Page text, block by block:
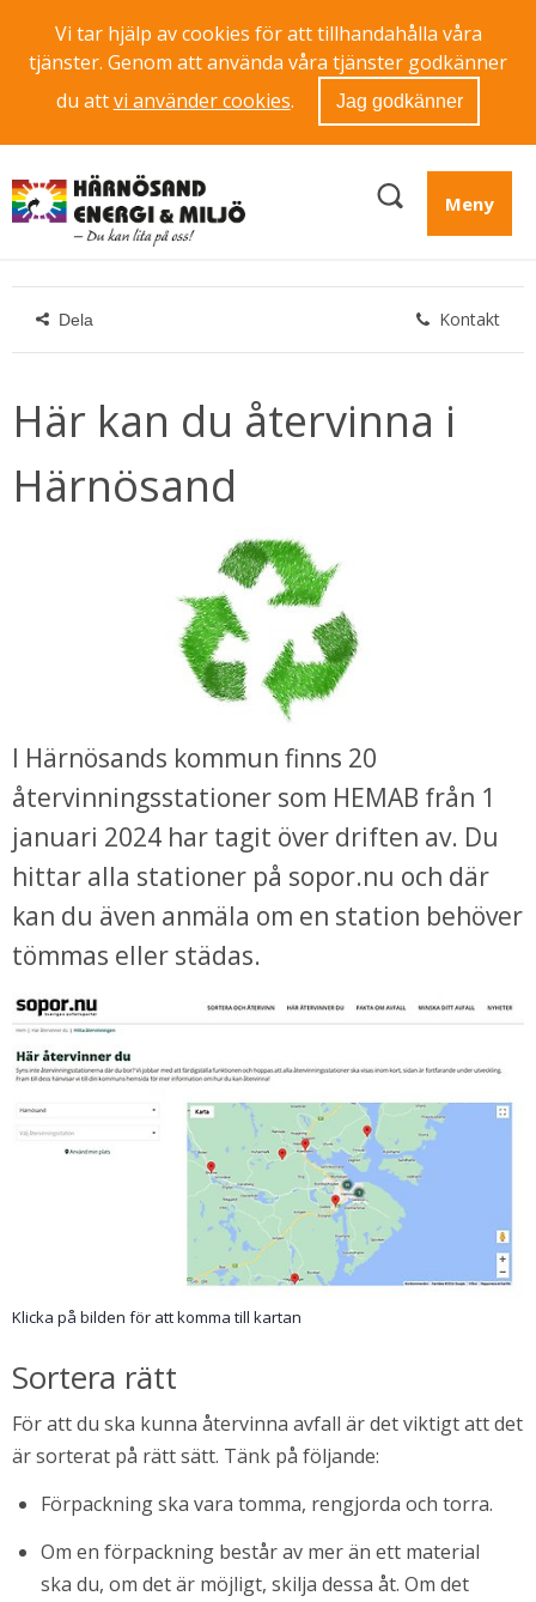
Vi tar hjälp av cookies för att tillhandahålla våra
tjänster. Genom att använda våra tjänster godkänner
du attvi använder cookies. Jag godkänner
Meny
Dela Kontakt
Här kan du återvinna i
Härnösand
I Härnösands kommun finns 20
återvinningsstationer som HEMAB från 1
januari 2024 har tagit över driften av. Du
hittar alla stationer på sopor.nu och där
kan du även anmäla om en station behöver
tömmas eller städas.
Klicka på bilden för att komma till kartan
Sortera rätt
För att du ska kunna återvinna avfall är det viktigt att det
är sorterat på rätt sätt. Tänk på följande:
Förpackning ska vara tomma, rengjorda och torra.
Om en förpackning består av mer än ett material
ska du, om det är möjligt, skilja dessa åt. Om det